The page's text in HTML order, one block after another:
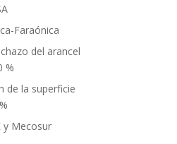
Faraónica
del arancel
%
de la superficie
y Mecosur